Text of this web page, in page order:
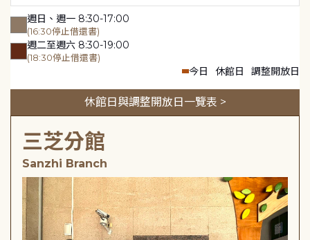
週日、週一 8:30-17:00
(16:30停止借還書)
週二至週六 8:30-19:00
(18:30停止借還書)
今日 休館日 調整開放日
休館日與調整開放日一覽表 >
三芝分館
Sanzhi Branch